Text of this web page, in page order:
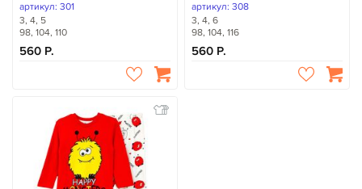
артикул: 301
3, 4, 5
98, 104, 110
560
артикул: 308
3, 4, 6
98, 104, 116
560